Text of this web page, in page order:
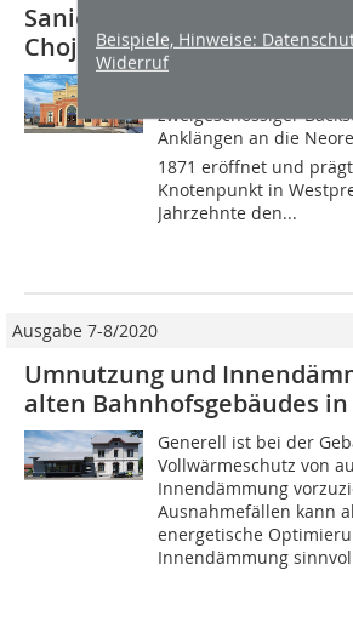
Beispiele, Hinweise:
Widerruf
Sanierung des
Chojnice mit Remmers
zweigeschossiger
Anklängen an die
1871 eröffnet und
Knotenpunkt in
Jahrzehnte den...
Ausgabe 7-8/2020
Umnutzung und
alten Bahnhofsgebäudes in
Generell ist bei der
Vollwärmeschutz von
Innendämmung
Ausnahmefällen kann
energetische
Innendämmung